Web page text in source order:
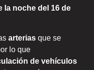
la noche del 16 de
arterias que se
lo que
de vehículos